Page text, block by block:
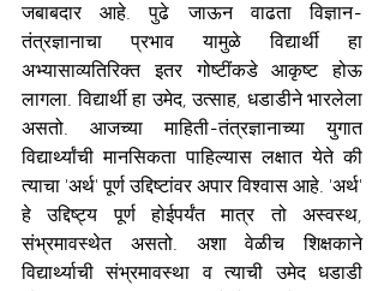
जबाबदार आहे. पुढे जाऊन वाढता विज्ञान-
तंत्रज्ञानाचा प्रभाव यामुळे विद्यार्थी हा
अभ्यासाव्यतिरिक्त इतर गोष्टींकडे आकृष्ट होऊ
लागला. विद्यार्थी हा उमेद, उत्साह, धडाडीने भारलेला
असतो. आजच्या माहिती-तंत्रज्ञानाच्या युगात
विद्यार्थ्यांची मानसिकता पाहिल्यास लक्षात येते की
त्याचा 'अर्थ' पूर्ण उद्दिष्टांवर अपार विश्वास आहे. 'अर्थ'
हे उद्दिष्ट्य पूर्ण होईपर्यंत मात्र तो अस्वस्थ,
संभ्रमावस्थेत असतो. अशा वेळीच शिक्षकाने
विद्यार्थ्याची संभ्रमावस्था व त्याची उमेद धडाडी